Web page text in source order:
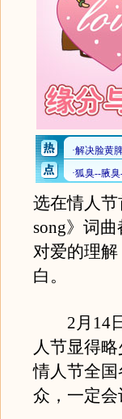
选在情人
song》词
对爱的理
白。
2月14日
人节显得
情人节全
众，一定